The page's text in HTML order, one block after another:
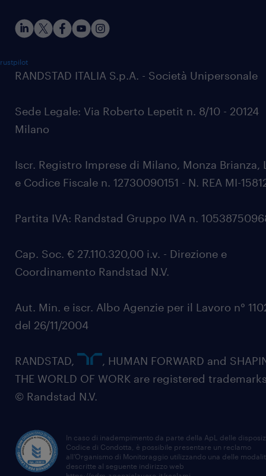
RANDSTAD ITALIA S.p.A. - Società Unipersonale
Sede Legale: Via Roberto Lepetit n. 8/10 - 20124
Milano
Iscr. Registro Imprese di Milano, Monza Brianza,
e Codice Fiscale n. 12730090151 - N. REA MI-
Partita IVA: Randstad Gruppo IVA n.
Cap. Soc. € 27.110.320,00 i.v. - Direzione e
Coordinamento Randstad N.V.
Aut. Min. e iscr. Albo Agenzie per il Lavoro n°
del 26/11/2004
RANDSTAD,
, HUMAN FORWARD and
THE WORLD OF WORK are registered
© Randstad N.V.
In caso di inadempimento da parte della ApL delle
Codice di Condotta, è possibile presentare un reclamo
all’Organismo di Monitoraggio utilizzando una delle
descritte al seguente indirizzo web